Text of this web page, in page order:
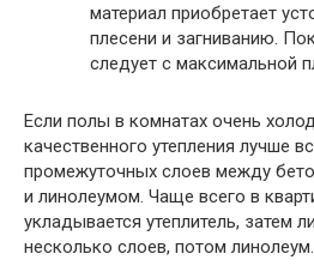
материал приобретает
плесени и загниванию.
следует с максимальной
Если полы в комнатах очень
качественного утепления лучше
промежуточных слоев между
и линолеумом. Чаще всего в
укладывается утеплитель, затем
несколько слоев, потом линолеум.